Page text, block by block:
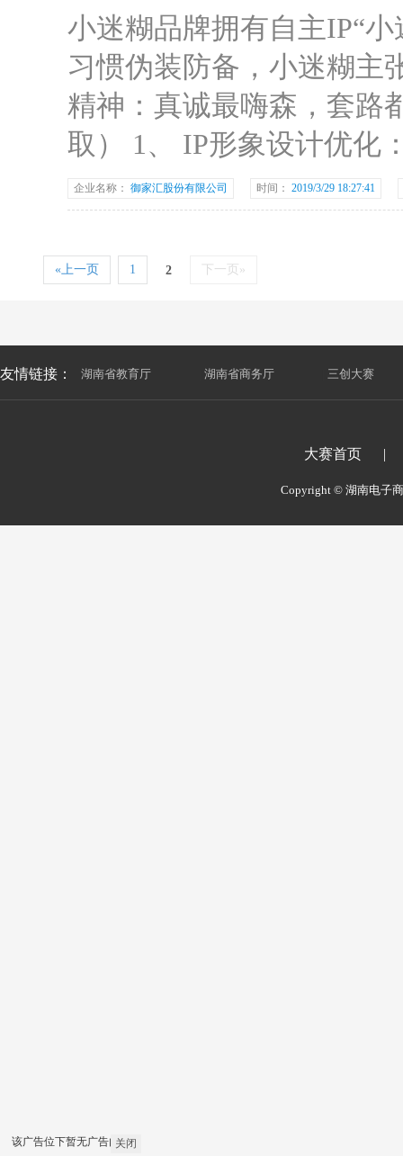
关闭
该广告位下暂无广告内容
小迷糊品牌拥有自主IP“
习惯伪装防备，小迷糊主
精神：真诚最嗨森，套路
取） 1、 IP形象设计优化
企业名称： 御家汇股份有限公司 时间： 2019/3/29 18:27:41
«上一页 1 2 下一页»
友情链接： 湖南省教育厅 湖南省商务厅 三创大赛
大赛首页 |
Copyright © 湖南电子